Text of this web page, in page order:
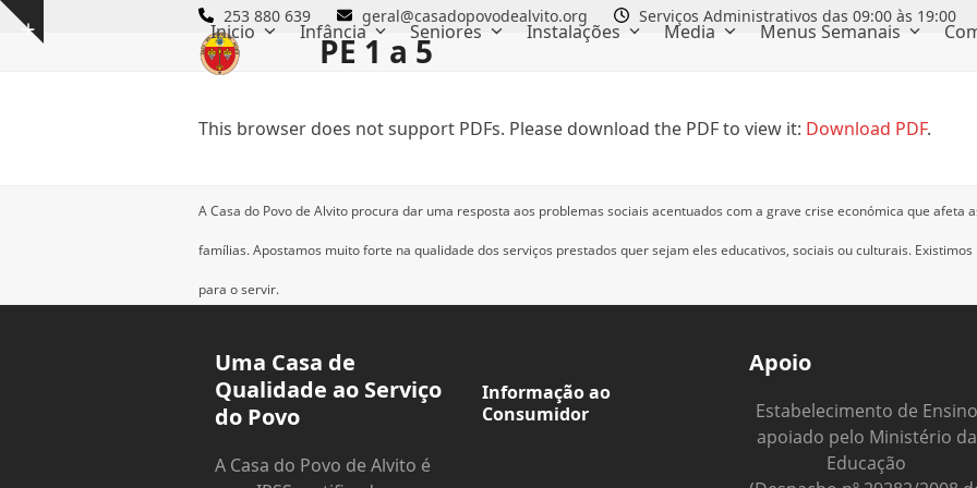
Skip
Show
253 880 639 geral@casadopovodealvito.org Serviços Administrativos das 09:00 às 19:00
Inicio Infância Seniores Instalações Media Menus Semanais
PE 1 a 5
This browser does not support PDFs. Please download the PDF to view it: Download PDF.
A Casa do Povo de Alvito procura dar uma resposta aos problemas sociais acentuados com a grave crise económica que afeta
famílias.Apostamos muito forte na qualidade dos serviços prestados quer sejam eles educativos, sociais ou culturais. Existimos
para o servir.
Uma Casa de
Qualidade ao Serviço
do Povo
A Casa do Povo de Alvito é
Informação ao
Consumidor
Apoio
Estabelecimento de Ensino
apoiado pelo Ministério da
Educação